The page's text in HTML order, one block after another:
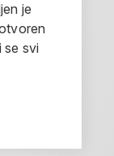
je
se svi